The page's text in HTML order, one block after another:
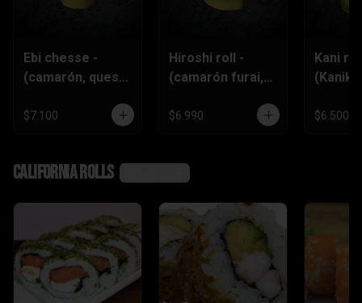
Ebi chesse -
(camarón, queso
ciboulette)
$7.100
Hiroshi roll -
(camarón furai,
ciboulette)
$6.990
Kani
$6.500
California rolls